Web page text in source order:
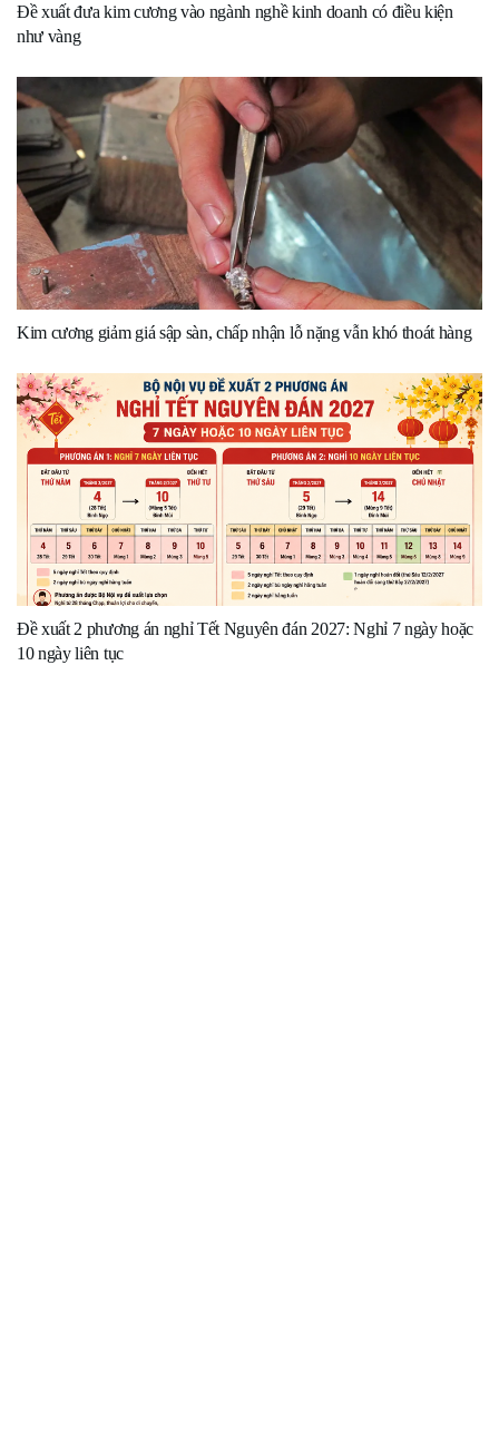
Đề xuất đưa kim cương vào ngành nghề kinh doanh có điều kiện
như vàng
Kim cương giảm giá sập sàn, chấp nhận lỗ nặng vẫn khó thoát hàng
Đề xuất 2 phương án nghỉ Tết Nguyên đán 2027: Nghỉ 7 ngày hoặc
10 ngày liên tục